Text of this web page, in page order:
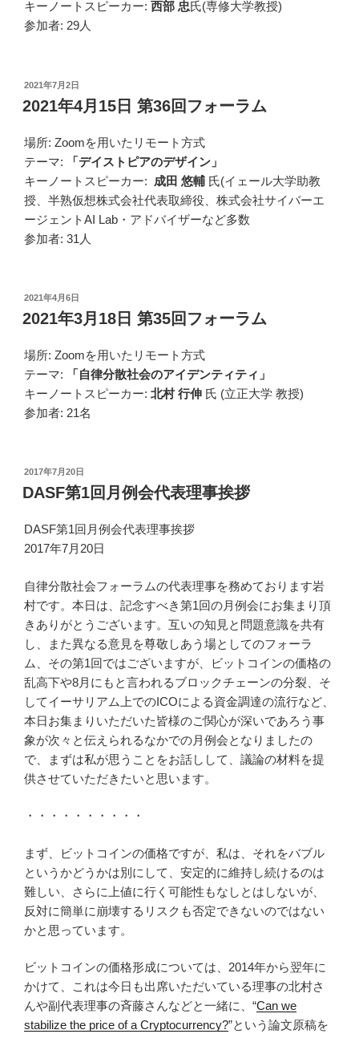
キーノートスピーカー: 西部 忠氏(専修大学教授)
参加者: 29人
投
稿
日:
2021年7月2日
2021年4月15日 第36回フォーラム
場所: Zoomを用いたリモート方式
テーマ:
「デイストピアのデザイン」
キーノートスピーカー: 成田 悠輔 氏(イェール⼤学助教
授、半熟仮想株式会社代表取締役、株式会社サイバーエ
ージェントAI Lab・アドバイザーなど多数
参加者: 31人
投
稿
日:
2021年4月6日
2021年3月18日 第35回フォーラム
場所: Zoomを用いたリモート方式
テーマ:
「自律分散社会のアイデンティティ」
キーノートスピーカー: 北村 行伸 氏 (立正大学 教授)
参加者: 21名
投
稿
日:
2017年7月20日
DASF第1回月例会代表理事挨拶
DASF第1回月例会代表理事挨拶
2017年7月20日
自律分散社会フォーラムの代表理事を務めております岩
村です。本日は、記念すべき第1回の月例会にお集まり頂
きありがとうございます。互いの知見と問題意識を共有
し、また異なる意見を尊敬しあう場としてのフォーラ
ム、その第1回ではございますが、ビットコインの価格の
乱高下や8月にもと言われるブロックチェーンの分裂、そ
してイーサリアム上でのICOによる資金調達の流行など、
本日お集まりいただいた皆様のご関心が深いであろう事
象が次々と伝えられるなかでの月例会となりましたの
で、まずは私が思うことをお話しして、議論の材料を提
供させていただきたいと思います。
・・・・・・・・・・
まず、ビットコインの価格ですが、私は、それをバブル
というかどうかは別にして、安定的に維持し続けるのは
難しい、さらに上値に行く可能性もなしとはしないが、
反対に簡単に崩壊するリスクも否定できないのではない
かと思っています。
ビットコインの価格形成については、2014年から翌年に
かけて、これは今日も出席いただいている理事の北村さ
んや副代表理事の斉藤さんなどと一緒に、“Can we
stabilize the price of a Cryptocurrency?”という論文原稿を